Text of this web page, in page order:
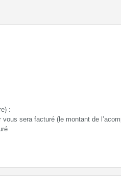
:
sera facturé (le montant de